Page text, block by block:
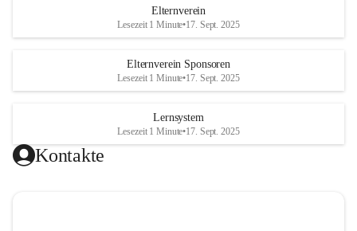
Elternverein
Lesezeit 1 Minute•17. Sept. 2025
Elternverein Sponsoren
Lesezeit 1 Minute•17. Sept. 2025
Lernsystem
Lesezeit 1 Minute•17. Sept. 2025
Kontakte